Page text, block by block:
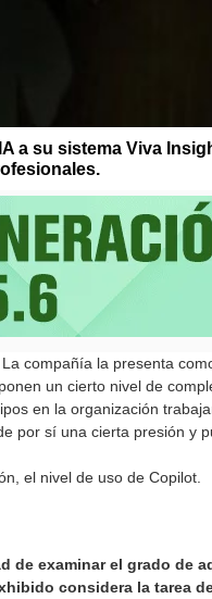
a su sistema Viva
compañía la presenta
un cierto nivel de
en la organización
por sí una cierta presión y
el nivel de uso de Copilot.
examinar el grado de
considera la tarea